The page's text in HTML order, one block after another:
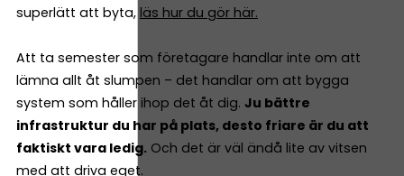
superlätt att byta, läs hur du gör här.
Att ta semester som företagare handlar inte om att
lämna allt åt slumpen – det handlar om att bygga
system som håller ihop det åt dig. Ju bättre
infrastruktur du har på plats, desto friare är du att
faktiskt vara ledig. Och det är väl ändå lite av vitsen
med att driva eget.